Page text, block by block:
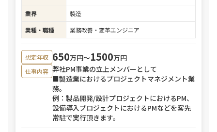
業界
製造
業種・職種
業務改善・変革エンジニア
想定年収 650万円〜1500万円
仕事内容 弊社PM事業の立上メンバーとして
■製造業におけるプロジェクトマネジメント業
務。
例：製品開発/設計プロジェクトにおけるPM、
設備導入プロジェクトにおけるPMなどを客先
常駐で実行頂きます。